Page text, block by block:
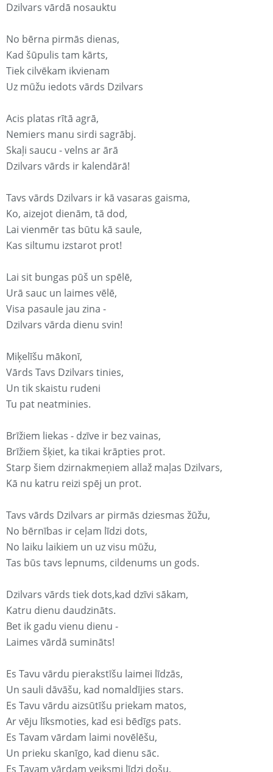
Dzilvars vārdā nosauktu
No bērna pirmās dienas,
Kad šūpulis tam kārts,
Tiek cilvēkam ikvienam
Uz mūžu iedots vārds Dzilvars
Acis platas rītā agrā,
Nemiers manu sirdi sagrābj.
Skaļi saucu - velns ar ārā
Dzilvars vārds ir kalendārā!
Tavs vārds Dzilvars ir kā vasaras gaisma,
Ko, aizejot dienām, tā dod,
Lai vienmēr tas būtu kā saule,
Kas siltumu izstarot prot!
Lai sit bungas pūš un spēlē,
Urā sauc un laimes vēlē,
Visa pasaule jau zina -
Dzilvars vārda dienu svin!
Miķelīšu mākonī,
Vārds Tavs Dzilvars tinies,
Un tik skaistu rudeni
Tu pat neatminies.
Brīžiem liekas - dzīve ir bez vainas,
Brīžiem šķiet, ka tikai krāpties prot.
Starp šiem dzirnakmeņiem allaž maļas Dzilvars,
Kā nu katru reizi spēj un prot.
Tavs vārds Dzilvars ar pirmās dziesmas žūžu,
No bērnības ir ceļam līdzi dots,
No laiku laikiem un uz visu mūžu,
Tas būs tavs lepnums, cildenums un gods.
Dzilvars vārds tiek dots,kad dzīvi sākam,
Katru dienu daudzināts.
Bet ik gadu vienu dienu -
Laimes vārdā sumināts!
Es Tavu vārdu pierakstīšu laimei līdzās,
Un sauli dāvāšu, kad nomaldījies stars.
Es Tavu vārdu aizsūtīšu priekam matos,
Ar vēju līksmoties, kad esi bēdīgs pats.
Es Tavam vārdam laimi novēlēšu,
Un prieku skanīgo, kad dienu sāc.
Es Tavam vārdam veiksmi līdzi došu,